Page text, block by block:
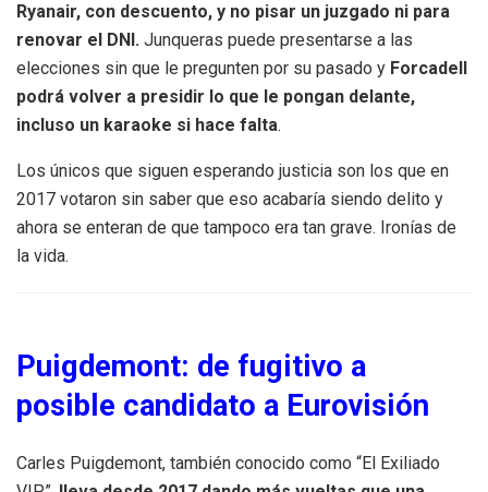
Ryanair, con descuento, y no pisar un juzgado ni para
renovar el DNI. Junqueras puede presentarse a las
elecciones sin que le pregunten por su pasado y Forcadell
podrá volver a presidir lo que le pongan delante,
incluso un karaoke si hace falta.
Los únicos que siguen esperando justicia son los que en
2017 votaron sin saber que eso acabaría siendo delito y
ahora se enteran de que tampoco era tan grave. Ironías de
la vida.
Puigdemont: de fugitivo a
posible candidato a Eurovisión
Carles Puigdemont, también conocido como “El Exiliado